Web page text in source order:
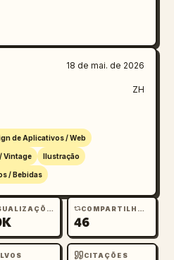
18 de mai. de 2026
ZH
de Aplicativos / Web
Vintage Ilustração
/ Bebidas
VISUALIZAÇÕES COMPARTILHAMENTOS
46
CITAÇÕES